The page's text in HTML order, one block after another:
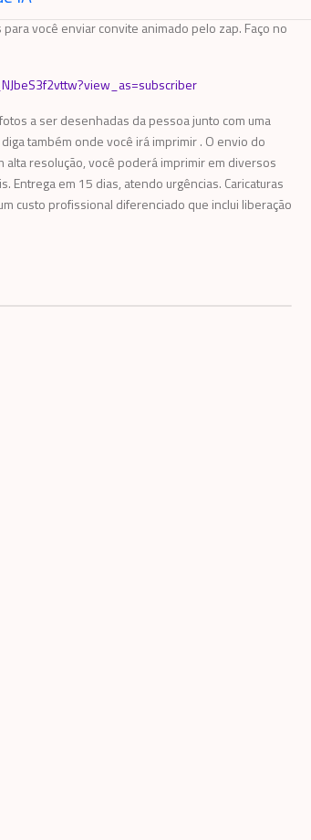
você enviar convite animado pelo zap. Faço no
a ser desenhadas da pessoa junto com uma
também onde você irá imprimir . O envio do
alta resolução, você poderá imprimir em diversos
em 15 dias, atendo urgências. Caricaturas
custo profissional diferenciado que inclui liberação